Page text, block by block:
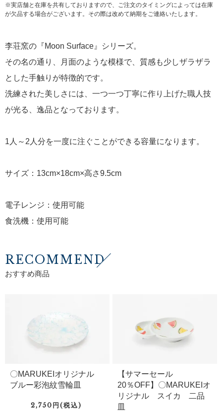
※実店舗と在庫を共有しておりますので、ご注文のタイミングによっては在庫
が欠品する場合がございます。その際は改めて納期をご連絡いたします。
李荘窯の『Moon Surface』シリーズ。
その名の通り、月面のような模様で、質感も少しザラザラ
とした手触りが特徴的です。
洗練された美しさには、一つ一つ丁寧に作り上げた職人技
が光る、逸品となっております。
1人～2人分を一度に注ぐことができる容量になります。
サイズ：13cm×18cm×高さ9.5cm
電子レンジ：使用可能
食洗機：使用可能
RECOMMEND
おすすめ商品
〇MARUKEIオリジナル
ブルー彩泡紋雪輪皿
2,750円(税込)
【サマーセール
20％OFF】〇MARUKEIオ
リジナル スイカ 二品
皿